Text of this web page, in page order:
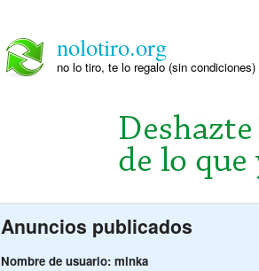
nolotiro.org
no lo tiro, te lo regalo (sin condiciones)
Anuncios publicados
Nombre de usuario: minka